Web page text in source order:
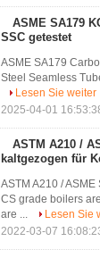
ASME SA179
SSC getestet
ASME SA179
Steel Seamless
Lesen Sie weiter
2025-04-01
ASTM A210 /
kaltgezogen für
ASTM A210 /
CS grade boilers
are ...
Lesen Sie
2022-03-07